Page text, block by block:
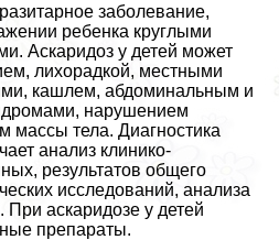
заболевание,
ребенка круглыми
Аскаридоз у детей может
лихорадкой, местными
кашлем, абдоминальным и
нарушением
массы тела. Диагностика
анализ клинико-
результатов общего
исследований, анализа
При аскаридозе у детей
препараты.